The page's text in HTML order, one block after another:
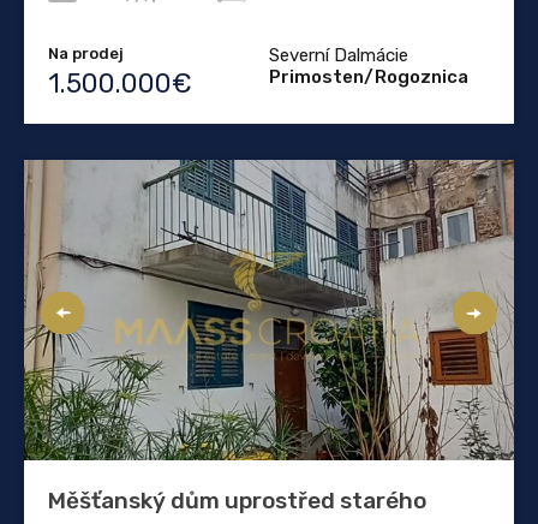
Na prodej
1.500.000€
Severní Dalmácie
Primosten/Rogoznica
Měšťanský dům uprostřed starého